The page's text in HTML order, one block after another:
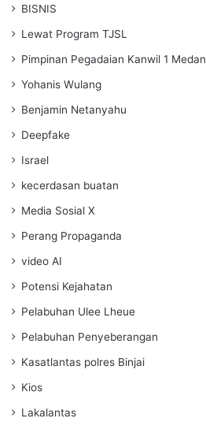
BISNIS
Lewat Program TJSL
Pimpinan Pegadaian Kanwil 1 Medan
Yohanis Wulang
Benjamin Netanyahu
Deepfake
Israel
kecerdasan buatan
Media Sosial X
Perang Propaganda
video AI
Potensi Kejahatan
Pelabuhan Ulee Lheue
Pelabuhan Penyeberangan
Kasatlantas polres Binjai
Kios
Lakalantas